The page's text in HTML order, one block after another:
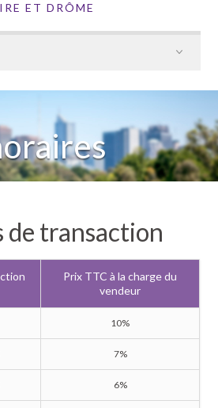
ET DRÔME
de transaction
Prix TTC à la charge du
vendeur
10%
7%
6%